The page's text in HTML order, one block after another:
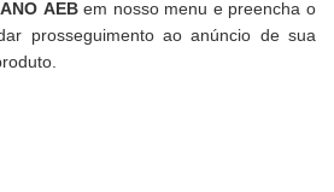
AEBem nosso menu e preencha o
prosseguimento ao anúncio de sua